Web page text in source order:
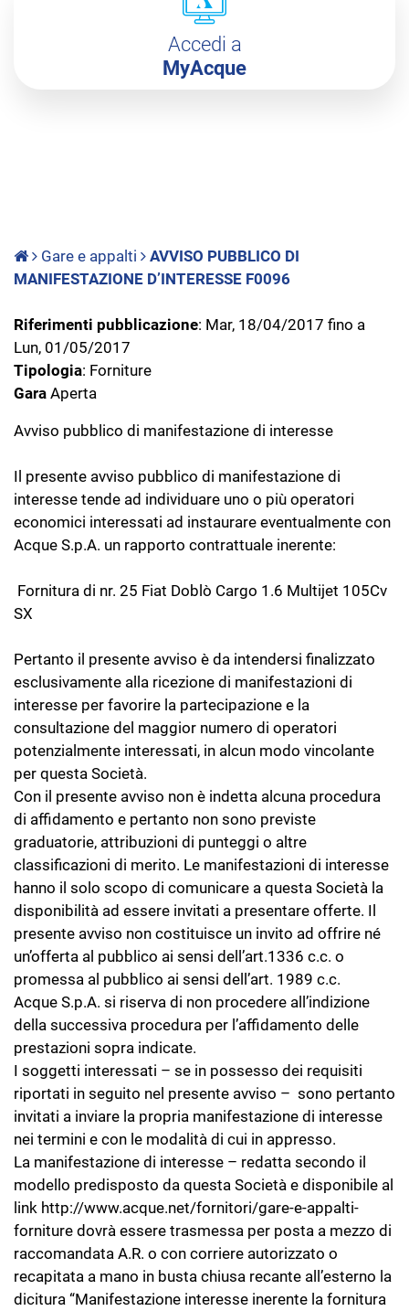
Accedi a
MyAcque
Gare e appalti
AVVISO PUBBLICO DI
MANIFESTAZIONE D’INTERESSE F0096
Riferimenti pubblicazione: Mar, 18/04/2017 fino a
Lun, 01/05/2017
Tipologia: Forniture
Gara Aperta
Avviso pubblico di manifestazione di interesse
Il presente avviso pubblico di manifestazione di
interesse tende ad individuare uno o più operatori
economici interessati ad instaurare eventualmente con
Acque S.p.A. un rapporto contrattuale inerente:
Fornitura di nr. 25 Fiat Doblò Cargo 1.6 Multijet 105Cv
SX
Pertanto il presente avviso è da intendersi finalizzato
esclusivamente alla ricezione di manifestazioni di
interesse per favorire la partecipazione e la
consultazione del maggior numero di operatori
potenzialmente interessati, in alcun modo vincolante
per questa Società.
Con il presente avviso non è indetta alcuna procedura
di affidamento e pertanto non sono previste
graduatorie, attribuzioni di punteggi o altre
classificazioni di merito. Le manifestazioni di interesse
hanno il solo scopo di comunicare a questa Società la
disponibilità ad essere invitati a presentare offerte. Il
presente avviso non costituisce un invito ad offrire né
un’offerta al pubblico ai sensi dell’art.1336 c.c. o
promessa al pubblico ai sensi dell’art. 1989 c.c.
Acque S.p.A. si riserva di non procedere all’indizione
della successiva procedura per l’affidamento delle
prestazioni sopra indicate.
I soggetti interessati – se in possesso dei requisiti
riportati in seguito nel presente avviso – sono pertanto
invitati a inviare la propria manifestazione di interesse
nei termini e con le modalità di cui in appresso.
La manifestazione di interesse – redatta secondo il
modello predisposto da questa Società e disponibile al
link http://www.acque.net/fornitori/gare-e-appalti-
forniture dovrà essere trasmessa per posta a mezzo di
raccomandata A.R. o con corriere autorizzato o
recapitata a mano in busta chiusa recante all’esterno la
dicitura “Manifestazione interesse inerente la fornitura